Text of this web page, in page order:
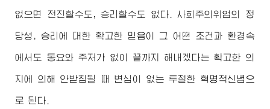
없으면 전진할수도, 승리할수도 없다. 사회주의위업의 정
당성, 승리에 대한 확고한 믿음이 그 어떤 조건과 환경속
에서도 동요와 주저가 없이 끝까지 해내겠다는 확고한 의
지에 의해 안받침될 때 변심이 없는 투철한 혁명적신념으
로 된다.